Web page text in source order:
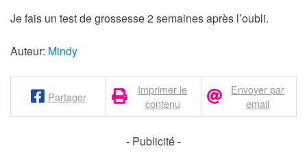
Je fais un test de grossesse 2 semaines après l’oubli.
Auteur: Mindy
Partager
Imprimer le
contenu
Envoyer par
email
- Publicité -